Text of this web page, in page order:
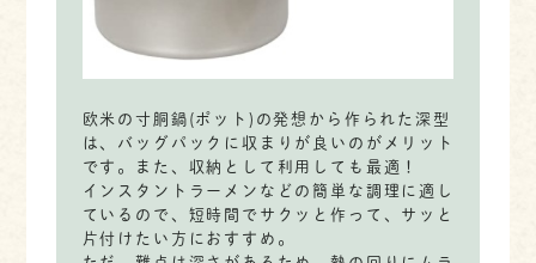
欧米の寸胴鍋(ポット)の発想から作られた深型
は、バッグパックに収まりが良いのがメリット
です。また、収納として利用しても最適！
インスタントラーメンなどの簡単な調理に適し
ているので、短時間でサクッと作って、サッと
片付けたい方におすすめ。